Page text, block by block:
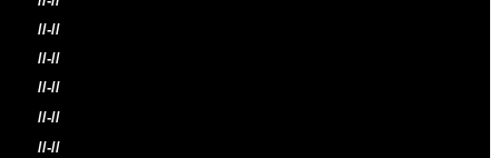
//-//
//-//
//-//
//-//
//-//